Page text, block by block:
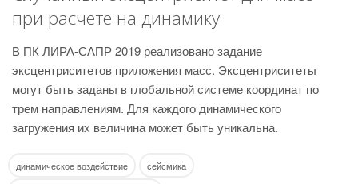
при расчете на динамику
В ПК ЛИРА-САПР 2019 реализовано задание
эксцентриситетов приложения масс. Эксцентриситеты
могут быть заданы в глобальной системе координат по
трем направлениям. Для каждого динамического
загружения их величина может быть уникальна.
динамическое воздействие
сейсмика